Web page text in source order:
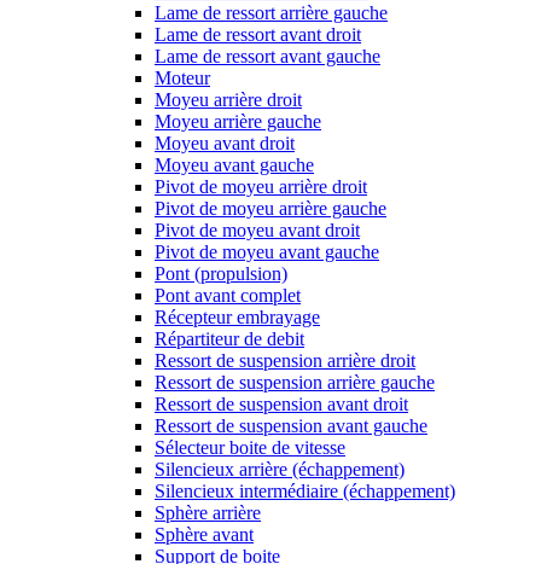
Lame de ressort arrière gauche
Lame de ressort avant droit
Lame de ressort avant gauche
Moteur
Moyeu arrière droit
Moyeu arrière gauche
Moyeu avant droit
Moyeu avant gauche
Pivot de moyeu arrière droit
Pivot de moyeu arrière gauche
Pivot de moyeu avant droit
Pivot de moyeu avant gauche
Pont (propulsion)
Pont avant complet
Récepteur embrayage
Répartiteur de debit
Ressort de suspension arrière droit
Ressort de suspension arrière gauche
Ressort de suspension avant droit
Ressort de suspension avant gauche
Sélecteur boite de vitesse
Silencieux arrière (échappement)
Silencieux intermédiaire (échappement)
Sphère arrière
Sphère avant
Support de boite